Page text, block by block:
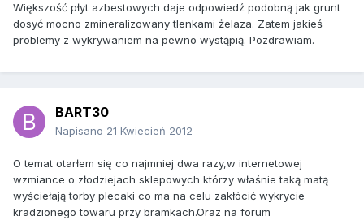
Większość płyt azbestowych daje odpowiedź podobną jak grunt
dosyć mocno zmineralizowany tlenkami żelaza. Zatem jakieś
problemy z wykrywaniem na pewno wystąpią. Pozdrawiam.
BART30
Napisano 21 Kwiecień 2012
O temat otarłem się co najmniej dwa razy,w internetowej
wzmiance o złodziejach sklepowych którzy właśnie taką matą
wyściełają torby plecaki co ma na celu zakłócić wykrycie
kradzionego towaru przy bramkach.Oraz na forum